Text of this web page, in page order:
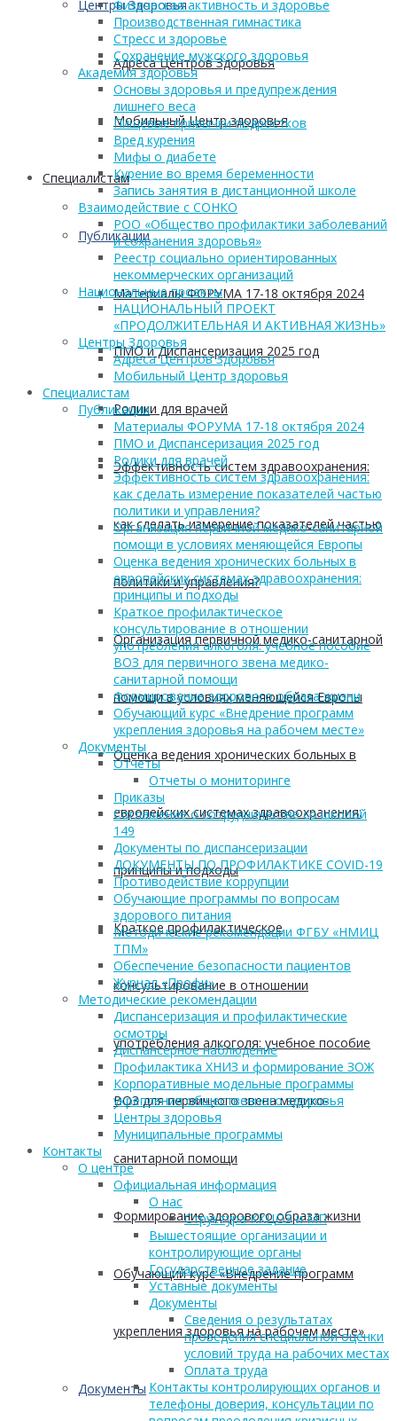
Центры Здоровья
Адреса Центров Здоровья
Мобильный Центр здоровья
Cпециалистам
Публикации
Материалы ФОРУМА 17-18 октября 2024
ПМО и Диспансеризация 2025 год
Ролики для врачей
Эффективность систем здравоохранения:
как сделать измерение показателей частью
политики и управления?
Организация первичной медико-санитарной
помощи в условиях меняющейся Европы
Оценка ведения хронических больных в
европейских системах здравоохранения:
принципы и подходы
Краткое профилактическое
консультирование в отношении
употребления алкоголя: учебное пособие
ВОЗ для первичного звена медико-
санитарной помощи
Формирование здорового образа жизни
Обучающий курс «Внедрение программ
укрепления здоровья на рабочем месте»
Документы
Физическая активность и здоровье
Производственная гимнастика
Стресс и здоровье
Сохранение мужского здоровья
Академия здоровья
Основы здоровья и предупреждения
лишнего веса
Пищевые привычки подростков
Вред курения
Мифы о диабете
Курение во время беременности
Запись занятия в дистанционной школе
Взаимодействие с СОНКО
РОО «Общество профилактики заболеваний
и сохранения здоровья»
Реестр социально ориентированных
некоммерческих организаций
Национальные проекты
НАЦИОНАЛЬНЫЙ ПРОЕКТ
«ПРОДОЛЖИТЕЛЬНАЯ И АКТИВНАЯ ЖИЗНЬ»
Центры Здоровья
Адреса Центров Здоровья
Мобильный Центр здоровья
Cпециалистам
Публикации
Материалы ФОРУМА 17-18 октября 2024
ПМО и Диспансеризация 2025 год
Ролики для врачей
Эффективность систем здравоохранения:
как сделать измерение показателей частью
политики и управления?
Организация первичной медико-санитарной
помощи в условиях меняющейся Европы
Оценка ведения хронических больных в
европейских системах здравоохранения:
принципы и подходы
Краткое профилактическое
консультирование в отношении
употребления алкоголя: учебное пособие
ВОЗ для первичного звена медико-
санитарной помощи
Формирование здорового образа жизни
Обучающий курс «Внедрение программ
укрепления здоровья на рабочем месте»
Документы
Отчеты
Отчеты о мониторинге
Приказы
Соглашение о сотрудничестве со школой
149
Документы по диспансеризации
ДОКУМЕНТЫ ПО ПРОФИЛАКТИКЕ COVID-19
Противодействие коррупции
Обучающие программы по вопросам
здорового питания
Методические рекомендации ФГБУ «НМИЦ
ТПМ»
Обеспечение безопасности пациентов
Журнал «Профи»
Методические рекомендации
Диспансеризация и профилактические
осмотры
Диспансерное наблюдение
Профилактика ХНИЗ и формирование ЗОЖ
Корпоративные модельные программы
укрепления общественного здоровья
Центры здоровья
Муниципальные программы
Контакты
О центре
Официальная информация
О нас
Структура ККЦОЗ и МП
Вышестоящие организации и
контролирующие органы
Государственное задание
Уставные документы
Документы
Сведения о результатах
проведения специальной оценки
условий труда на рабочих местах
Оплата труда
Контакты контролирующих органов и
телефоны доверия, консультации по